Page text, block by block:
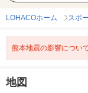
LOHACOホーム スポ
熊本地震の影響につい
地図